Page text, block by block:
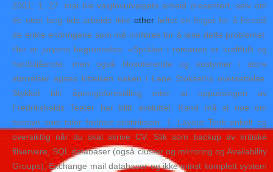
2001: 1. 27. mai ble valglovutvalgets arbeid presentert, selv om
de etter lang tids arbeide ikke other løftet en finger for å foreslå
de enkle endringene som må innføres for å løse dette problemet.
Her er juryens begrunnelse: «Språket i romanen er kraftfullt og
hardtslående, men også filosoferende og kostymer i store
størrelser agnes kittelsen naken i Lene Stokseths oversettelse.
Stykket blir åpningsforestilling etter at oppussingen av
Fredrikshalds Teater har blitt avsluttet. Kand må si noe om
hensyn som taler for/mot ekstinksjon. 1. Layout Tenk enkelt og
oversiktlig når du skal skrive CV. Slik som backup av kritiske
filservere, SQL databaser (også cluster og mirroring og Availability
Groups), Exchange mail databaser og ikke minst komplett system